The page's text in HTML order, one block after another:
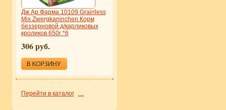
Дж Ар Фарма 10109 Grainless
Mix Zwergkaninchen Корм
беззерновой д/карликовых
кроликов 650г *6
306 руб.
Перейти в каталог